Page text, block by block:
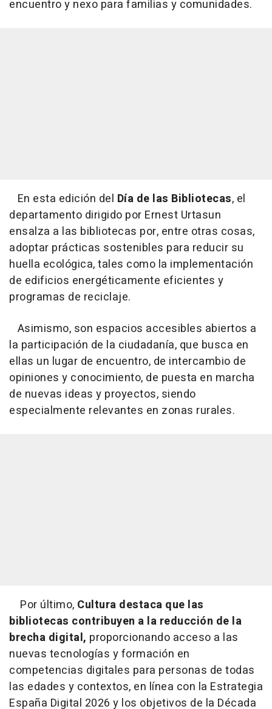
encuentro y nexo para familias y comunidades.
En esta edición del Día de las Bibliotecas, el
departamento dirigido por Ernest Urtasun
ensalza a las bibliotecas por, entre otras cosas,
adoptar prácticas sostenibles para reducir su
huella ecológica, tales como la implementación
de edificios energéticamente eficientes y
programas de reciclaje.
Asimismo, son espacios accesibles abiertos a
la participación de la ciudadanía, que busca en
ellas un lugar de encuentro, de intercambio de
opiniones y conocimiento, de puesta en marcha
de nuevas ideas y proyectos, siendo
especialmente relevantes en zonas rurales.
Por último, Cultura destaca que las
bibliotecas contribuyen a la reducción de la
brecha digital, proporcionando acceso a las
nuevas tecnologías y formación en
competencias digitales para personas de todas
las edades y contextos, en línea con la Estrategia
España Digital 2026 y los objetivos de la Década